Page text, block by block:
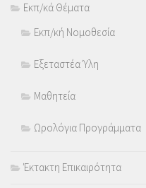
Εκπ/κά Θέματα
Εκπ/κή Νομοθεσία
Εξεταστέα Ύλη
Μαθητεία
Ωρολόγια Προγράμματα
Έκτακτη Επικαιρότητα